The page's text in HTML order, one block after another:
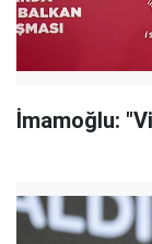
İmamoğlu: